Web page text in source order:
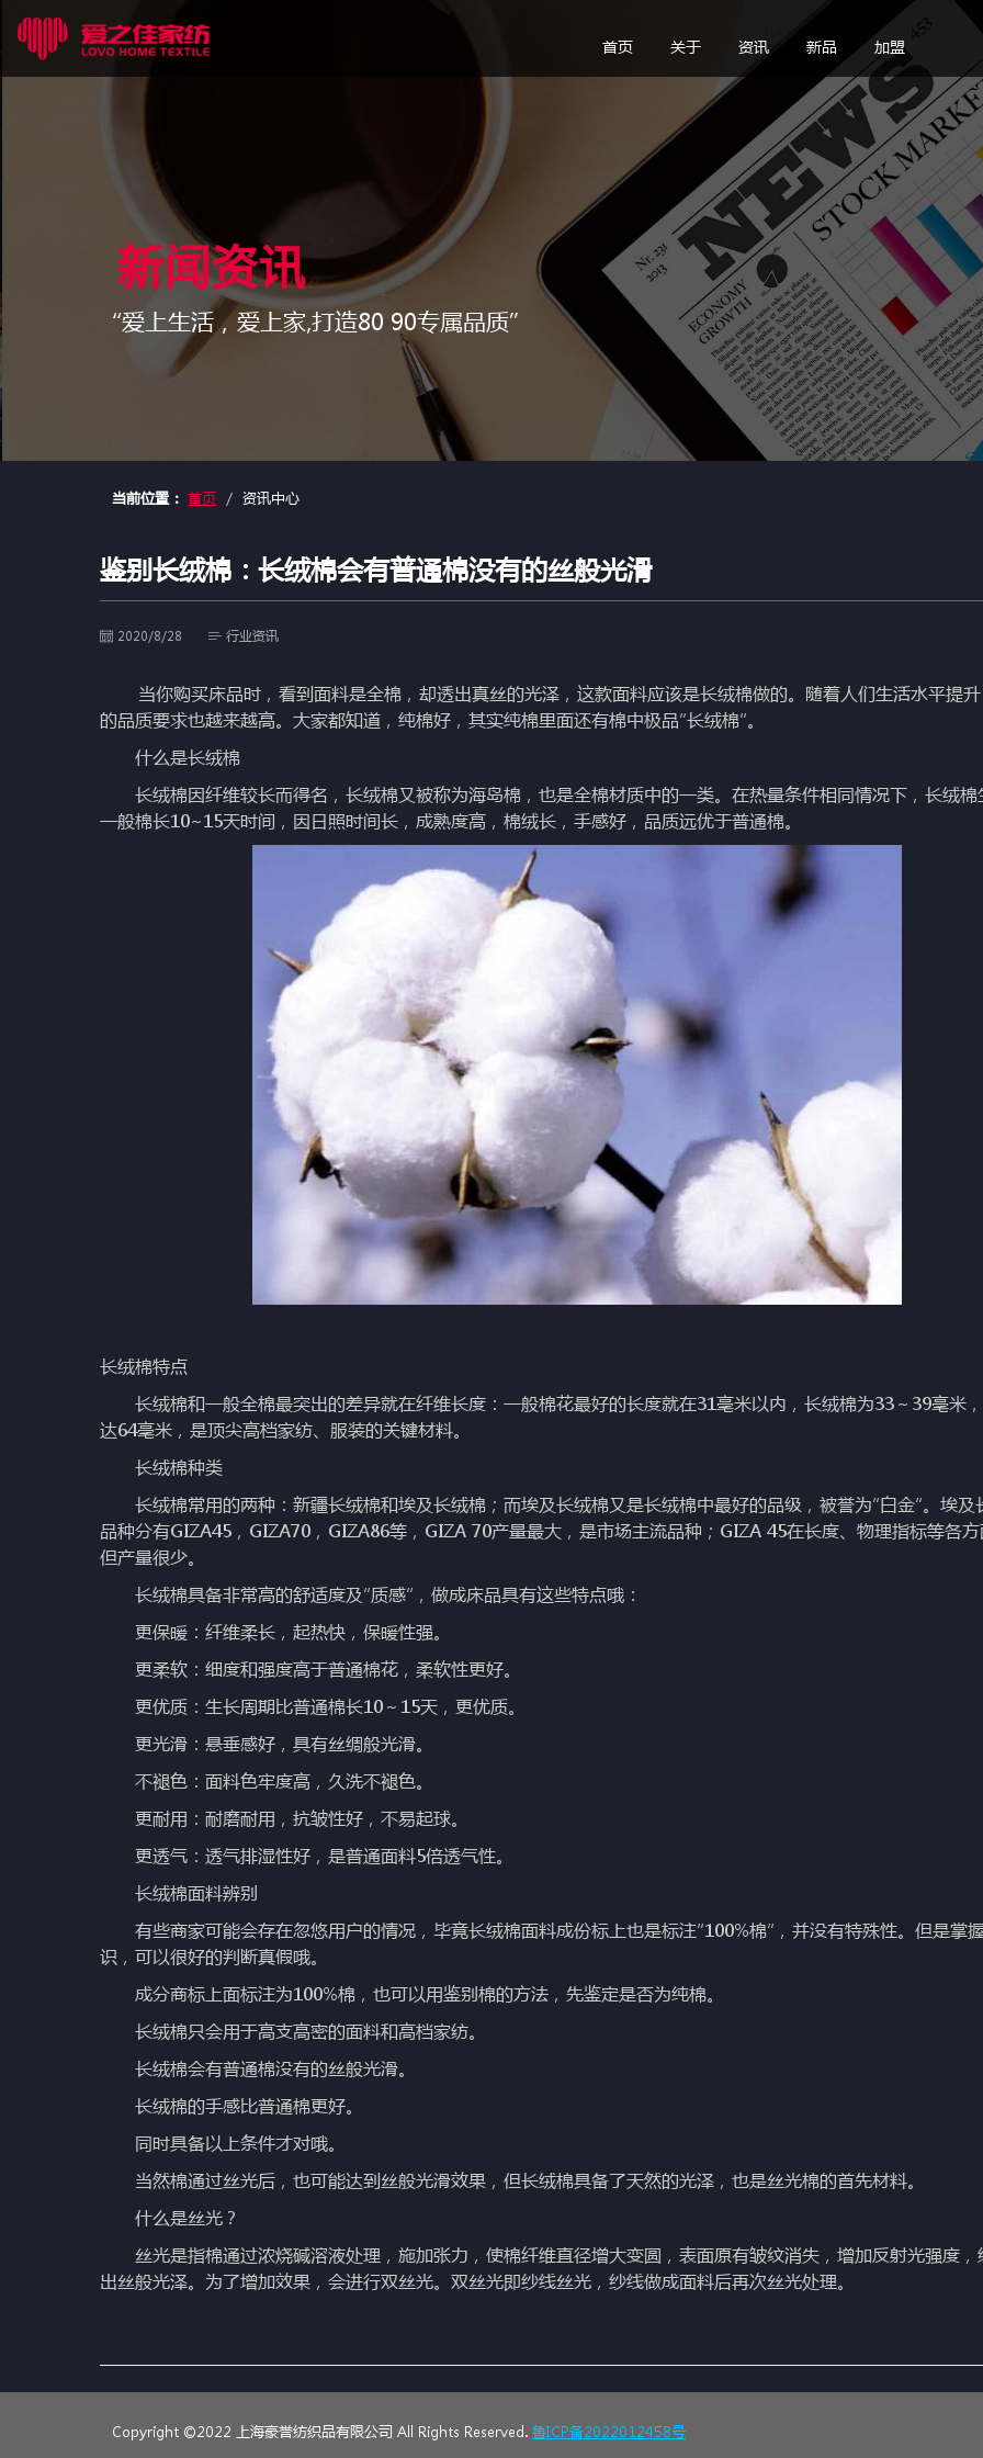
首页 关于 资讯 新品 加盟
新闻资讯
“爱上生活，爱上家,打造80 90专属品质”
当前位置： 首页 资讯中心
鉴别长绒棉：长绒棉会有普通棉没有的丝般光滑
2020/8/28 行业资讯
当你购买床品时，看到面料是全棉，却透出真丝的光泽，这款面料应该是长绒棉做的。随着人们生活水平提
的品质要求也越来越高。大家都知道，纯棉好，其实纯棉里面还有棉中极品“长绒棉”。
什么是长绒棉
长绒棉因纤维较长而得名，长绒棉又被称为海岛棉，也是全棉材质中的一类。在热量条件相同情况下，长绒棉
一般棉长10~15天时间，因日照时间长，成熟度高，棉绒长，手感好，品质远优于普通棉。
长绒棉特点
长绒棉和一般全棉最突出的差异就在纤维长度：一般棉花最好的长度就在31毫米以内，长绒棉为33～39毫米
达64毫米，是顶尖高档家纺、服装的关键材料。
长绒棉种类
长绒棉常用的两种：新疆长绒棉和埃及长绒棉；而埃及长绒棉又是长绒棉中最好的品级，被誉为“白金”。埃及
品种分有GIZA45，GIZA70，GIZA86等，GIZA 70产量最大，是市场主流品种；GIZA 45在长度、物理指标等各方
但产量很少。
长绒棉具备非常高的舒适度及“质感”，做成床品具有这些特点哦：
更保暖：纤维柔长，起热快，保暖性强。
更柔软：细度和强度高于普通棉花，柔软性更好。
更优质：生长周期比普通棉长10～15天，更优质。
更光滑：悬垂感好，具有丝绸般光滑。
不褪色：面料色牢度高，久洗不褪色。
更耐用：耐磨耐用，抗皱性好，不易起球。
更透气：透气排湿性好，是普通面料5倍透气性。
长绒棉面料辨别
有些商家可能会存在忽悠用户的情况，毕竟长绒棉面料成份标上也是标注“100%棉”，并没有特殊性。但是掌
识，可以很好的判断真假哦。
成分商标上面标注为100%棉，也可以用鉴别棉的方法，先鉴定是否为纯棉。
长绒棉只会用于高支高密的面料和高档家纺。
长绒棉会有普通棉没有的丝般光滑。
长绒棉的手感比普通棉更好。
同时具备以上条件才对哦。
当然棉通过丝光后，也可能达到丝般光滑效果，但长绒棉具备了天然的光泽，也是丝光棉的首先材料。
什么是丝光？
丝光是指棉通过浓烧碱溶液处理，施加张力，使棉纤维直径增大变圆，表面原有皱纹消失，增加反射光强度，
出丝般光泽。为了增加效果，会进行双丝光。双丝光即纱线丝光，纱线做成面料后再次丝光处理。
Copyright ©2022 上海豪誉纺织品有限公司 All Rights Reserved. 鲁ICP备2022012458号